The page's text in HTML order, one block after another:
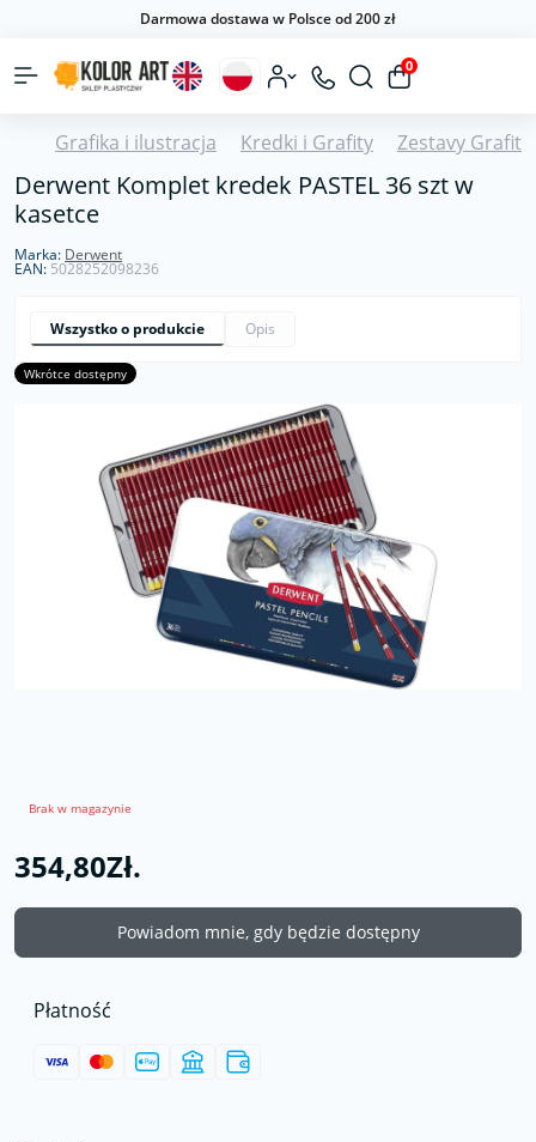
Darmowa dostawa w Polsce od 200 zł
0
Grafika i ilustracja Kredki i Grafity Zestavy
Derwent Komplet kredek PASTEL 36 szt w
kasetce
Marka: Derwent
EAN: 5028252098236
Wszystko o produkcie Opis
Wkrótce dostępny
Brak w magazynie
354,80Zł.
Powiadom mnie, gdy będzie dostępny
Płatność